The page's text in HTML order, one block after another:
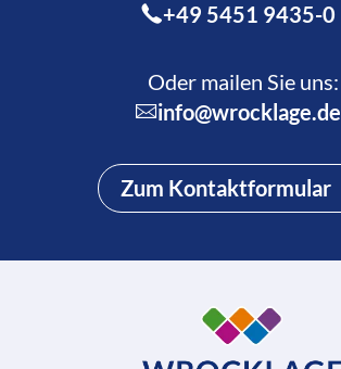
+49 5451 9435-0
Oder mailen Sie uns:
info@wrocklage.de
Zum Kontaktformular